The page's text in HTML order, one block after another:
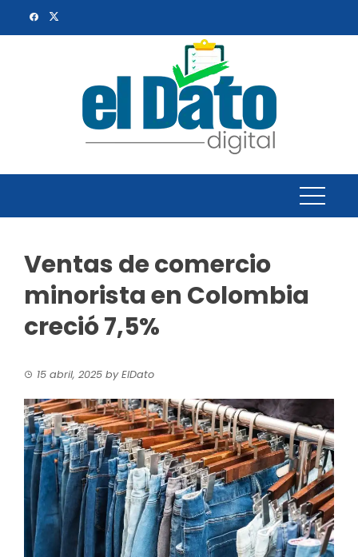
Ventas de comercio
minorista en Colombia
creció 7,5%
15 abril, 2025 byElDato